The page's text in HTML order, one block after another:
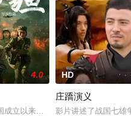
4.0
成立以来感动中国人物”之一，“最
HD
庄蹻演义
影片讲述了战国七雄